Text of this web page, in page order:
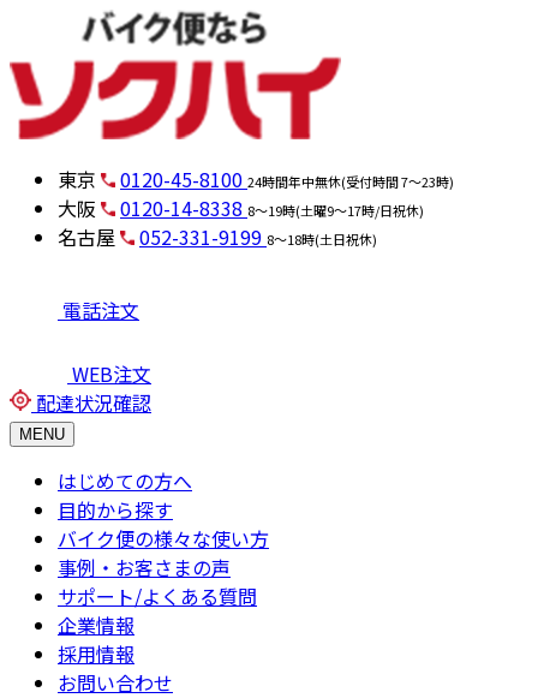
東京 0120-45-8100 24時間年中無休(受付時間 7～23時)
大阪 0120-14-8338 8～19時(土曜9～17時/日祝休)
名古屋 052-331-9199 8～18時(土日祝休)
電話注文
WEB注文
配達状況確認
MENU
はじめての方へ
目的から探す
バイク便の様々な使い方
事例・お客さまの声
サポート/よくある質問
企業情報
採用情報
お問い合わせ